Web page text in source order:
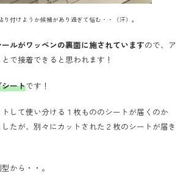
り付けようか候補があり過ぎて悩む・・（汗）。
ルがワッペンの裏面に施されていますので、ア
で接着できると思われます！
ートです！
して使い分ける１枚もののシートが届くのか
たが、別々にカットされた２枚のシートが届き
から・・。